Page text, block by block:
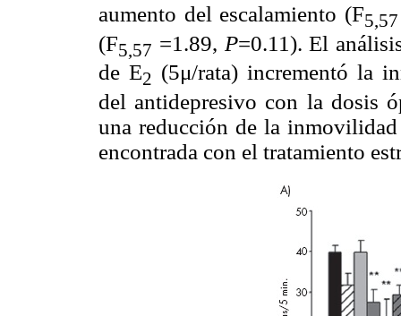
aumento del escalamiento (F5,57
(F5,57 =1.89, P=0.11). El
de E2 (5μ/rata) incrementó la
del antidepresivo con la dosis
una reducción de la
encontrada con el tratamiento